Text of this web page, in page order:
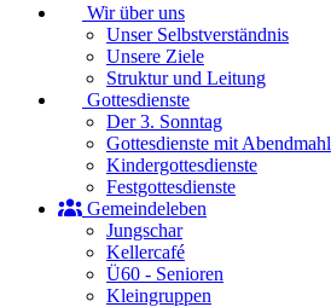
Wir über uns
Unser Selbstverständnis
Unsere Ziele
Struktur und Leitung
Gottesdienste
Der 3. Sonntag
Gottesdienste mit Abendmahl
Kindergottesdienste
Festgottesdienste
Gemeindeleben
Jungschar
Kellercafé
Ü60 - Senioren
Kleingruppen